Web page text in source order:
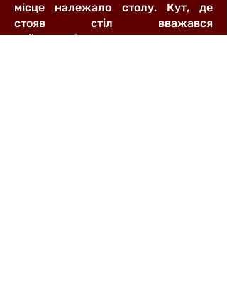
місце належало столу. Кут, де
стояв стіл вважався
найпочеснішим, за нього саджали